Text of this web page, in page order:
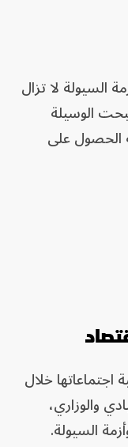
السيولة لا تزال
الوسيلة
الحصول على
اجتماعاتها خلال
والوزاري،
السيولة.